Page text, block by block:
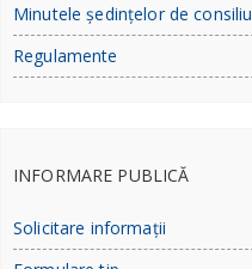
Minutele ședințelor de consiliu
Regulamente
INFORMARE PUBLICĂ
Solicitare informații